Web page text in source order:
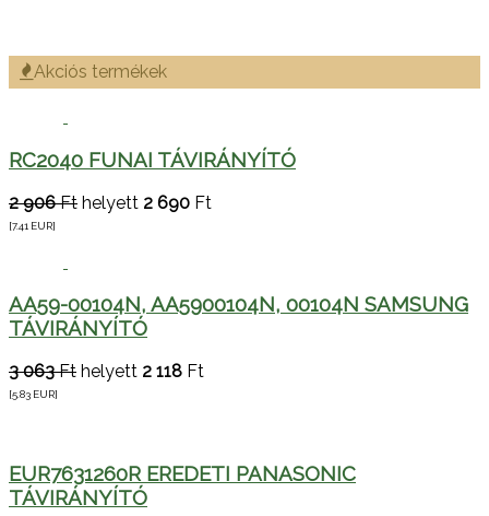
Akciós termékek
RC2040 FUNAI TÁVIRÁNYÍTÓ
2 906 Ft helyett 2 690 Ft
[7.41 EUR]
AA59-00104N, AA5900104N, 00104N SAMSUNG
TÁVIRÁNYÍTÓ
3 063 Ft helyett 2 118 Ft
[5.83 EUR]
EUR7631260R EREDETI PANASONIC
TÁVIRÁNYÍTÓ